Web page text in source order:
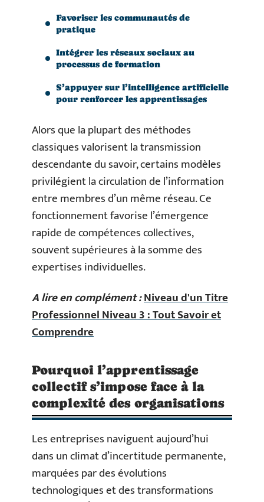
Favoriser les communautés de
pratique
Intégrer les réseaux sociaux au
processus de formation
S’appuyer sur l’intelligence artificielle
pour renforcer les apprentissages
Alors que la plupart des méthodes
classiques valorisent la transmission
descendante du savoir, certains modèles
privilégient la circulation de l’information
entre membres d’un même réseau. Ce
fonctionnement favorise l’émergence
rapide de compétences collectives,
souvent supérieures à la somme des
expertises individuelles.
A lire en complément :Niveau d'un Titre
Professionnel Niveau 3 : Tout Savoir et
Comprendre
Pourquoi l’apprentissage
collectif s’impose face à la
complexité des organisations
Les entreprises naviguent aujourd’hui
dans un climat d’incertitude permanente,
marquées par des évolutions
technologiques et des transformations